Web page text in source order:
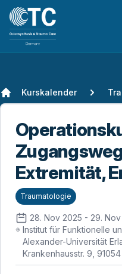
Kurskalender
Extremität,
Traumatologie
28. Nov 2025 - 29.
Institut für Funktionelle
Alexander-Universität
Krankenhausstr. 9,